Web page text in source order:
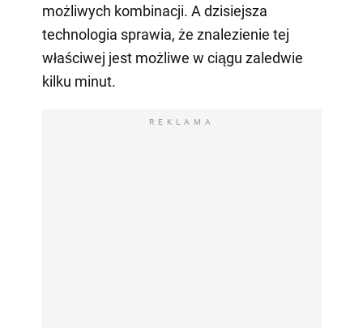
możliwych kombinacji. A dzisiejsza
technologia sprawia, że znalezienie tej
właściwej jest możliwe w ciągu zaledwie
kilku minut.
REKLAMA